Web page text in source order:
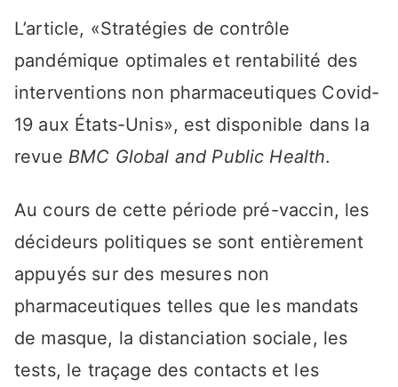
L’article, «Stratégies de contrôle
pandémique optimales et rentabilité des
interventions non pharmaceutiques Covid-
19 aux États-Unis», est disponible dans la
revue BMC Global and Public Health.
Au cours de cette période pré-vaccin, les
décideurs politiques se sont entièrement
appuyés sur des mesures non
pharmaceutiques telles que les mandats
de masque, la distanciation sociale, les
tests, le traçage des contacts et les